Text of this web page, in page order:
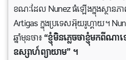
ខណៈដែល Nunez ធំឡើងក្នុងស្ថានភ
Artigas ក្នុងប្រទេសអ៊ុយរូហ្គាយ។
ឆ្នាំមុនថា៖“ខ្ញុំមិនភ្លេចថាខ្ញុំមកពីណា
ឧស្សាហ៍ព្យាយាម” ។